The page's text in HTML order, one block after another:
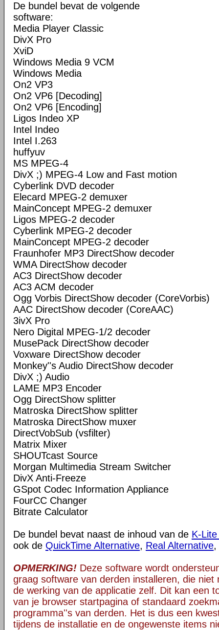
De bundel bevat de volgende
software:
Media Player Classic
DivX Pro
XviD
Windows Media 9 VCM
Windows Media
On2 VP3
On2 VP6 [Decoding]
On2 VP6 [Encoding]
Ligos Indeo XP
Intel Indeo
Intel I.263
huffyuv
MS MPEG-4
DivX ;) MPEG-4 Low and Fast motion
Cyberlink DVD decoder
Elecard MPEG-2 demuxer
MainConcept MPEG-2 demuxer
Ligos MPEG-2 decoder
Cyberlink MPEG-2 decoder
MainConcept MPEG-2 decoder
Fraunhofer MP3 DirectShow decoder
WMA DirectShow decoder
AC3 DirectShow decoder
AC3 ACM decoder
Ogg Vorbis DirectShow decoder (CoreVorbis)
AAC DirectShow decoder (CoreAAC)
3ivX Pro
Nero Digital MPEG-1/2 decoder
MusePack DirectShow decoder
Voxware DirectShow decoder
Monkey''s Audio DirectShow decoder
DivX ;) Audio
LAME MP3 Encoder
Ogg DirectShow splitter
Matroska DirectShow splitter
Matroska DirectShow muxer
DirectVobSub (vsfilter)
Matrix Mixer
SHOUTcast Source
Morgan Multimedia Stream Switcher
DivX Anti-Freeze
GSpot Codec Information Appliance
FourCC Changer
Bitrate Calculator
De bundel bevat naast de inhoud van de K-
ook de QuickTime Alternative, Real Alternative,
OPMERKING! Deze software wordt
graag software van derden installeren, die niet
de werking van de applicatie zelf. Dit kan een
van je browser startpagina of standaard
programma''s van derden. Het is dus een
tijdens de installatie en de ongewenste items